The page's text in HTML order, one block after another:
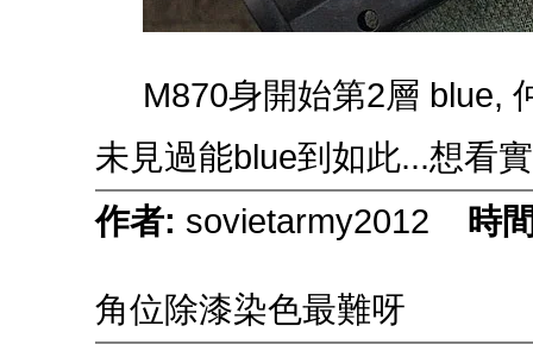
M870身開始第2層 blue,
未見過能blue到如此...想看
作者: sovietarmy2012 時
角位除漆染色最難呀